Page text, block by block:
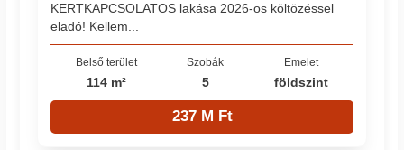
KERTKAPCSOLATOS lakása 2026-os költözéssel
eladó! Kellem...
Belső terület
114 m²
Szobák
5
Emelet
földszint
237 M Ft